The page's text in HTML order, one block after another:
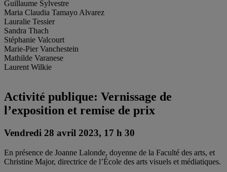
Guillaume Sylvestre
Maria Claudia Tamayo Alvarez
Lauralie Tessier
Sandra Thach
Stéphanie Valcourt
Marie-Pier Vanchestein
Mathilde Varanese
Laurent Wilkie
Activité publique: Vernissage de
l’exposition et remise de prix
Vendredi 28 avril 2023, 17 h 30
En présence de Joanne Lalonde, doyenne de la Faculté des arts, et
Christine Major, directrice de l’École des arts visuels et médiatiques.